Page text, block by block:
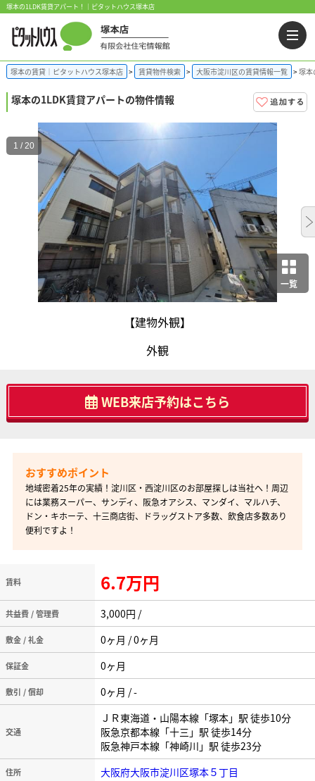
塚本の1LDK賃貸アパート！｜ピタットハウス塚本店
塚本の賃貸｜ピタットハウス塚本店 賃貸物件検索 大阪市淀川区の賃貸情報一覧 塚本
塚本の1LDK賃貸アパートの物件情報
一覧
【建物外観】
外観
1 / 20
WEB来店予約はこちら
地域密着25年の実績！淀川区・西淀川区のお部屋探しは当社へ！周辺
には業務スーパー、サンディ、阪急オアシス、マンダイ、マルハチ、
ドン・キホーテ、十三商店街、ドラッグストア多数、飲食店多数あり
便利ですよ！
賃料 6.7万円
共益費 / 管理費 3,000円 /
敷金 / 礼金 0ヶ月 / 0ヶ月
保証金 0ヶ月
敷引 / 償却 0ヶ月 / -
交通
ＪＲ東海道・山陽本線「塚本」駅 徒歩10分
阪急京都本線「十三」駅 徒歩14分
阪急神戸本線「神崎川」駅 徒歩23分
住所 大阪府大阪市淀川区塚本５丁目